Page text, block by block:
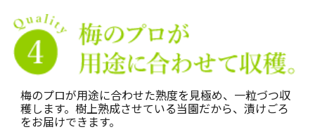
梅のプロが用途に合わせた熟度を見極め、一粒づつ収
穫します。樹上熟成させている当園だから、漬けごろ
をお届けできます。